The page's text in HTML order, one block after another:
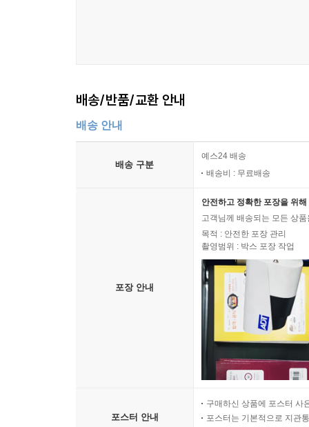
배송/반품/교환 안내
배송 안내
배송 구분
예스24 배송
배송비 : 무료배송
포장 안내
안전하고 정확한 포장을 위
고객님께 배송되는 모든 상
목적 : 안전한 포장 관리
촬영범위 : 박스 포장 작업
포스터 안내
구매하신 상품에 포스터 사
포스터는 기본적으로 지관